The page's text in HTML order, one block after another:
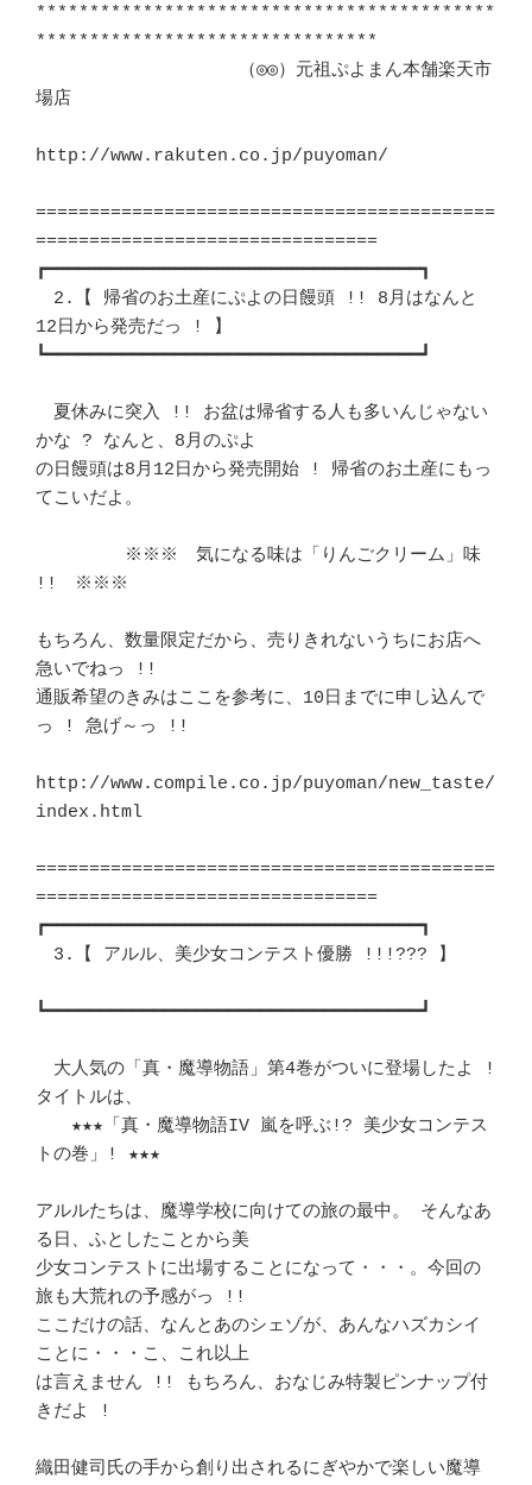
*******************************************
********************************
場店
http://www.rakuten.co.jp/puyoman/
===========================================
================================
┏━━━━━━━━━━━━━━━━━━━━━━━━━━━━━━━━━━━┓
2.【 帰省のお土産にぷよの日饅頭 !! 8月はなんと
12日から発売だっ ! 】
┗━━━━━━━━━━━━━━━━━━━━━━━━━━━━━━━━━━━┛
夏休みに突入 !! お盆は帰省する人も多いんじゃない
かな ? なんと、8月のぷよ
の日饅頭は8月12日から発売開始 ! 帰省のお土産にもっ
てこいだよ。
※※※　気になる味は「りんごクリーム」味
!!　※※※
もちろん、数量限定だから、売りきれないうちにお店へ
急いでねっ !!
通販希望のきみはここを参考に、10日までに申し込んで
っ ! 急げ～っ !!
http://www.compile.co.jp/puyoman/new_taste/
index.html
===========================================
================================
┏━━━━━━━━━━━━━━━━━━━━━━━━━━━━━━━━━━━┓
3.【 アルル、美少女コンテスト優勝 !!!??? 】
┗━━━━━━━━━━━━━━━━━━━━━━━━━━━━━━━━━━━┛
大人気の「真・魔導物語」第4巻がついに登場したよ !
タイトルは、
★★★「真・魔導物語IV 嵐を呼ぶ!? 美少女コンテス
トの巻」! ★★★
アルルたちは、魔導学校に向けての旅の最中。 そんなあ
る日、ふとしたことから美
少女コンテストに出場することになって・・・。今回の
旅も大荒れの予感がっ !!
ここだけの話、なんとあのシェゾが、あんなハズカシイ
ことに・・・こ、これ以上
は言えません !! もちろん、おなじみ特製ピンナップ付
きだよ !
織田健司氏の手から創り出されるにぎやかで楽しい魔導